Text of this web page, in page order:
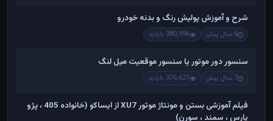
شرح و آموزش پولیش رنگ و بدنه خودرو
6 سال پیش 380,996 بازدید
سنسور دور موتور یا سنسور موقعیت میل لنگ
7 سال پیش 376,627 بازدید
فیلم آموزشی بستن و مونتاژ موتور XU7 از ایساکو (خانواده 405 ، پژو
پارس ، سمند ، سورن)